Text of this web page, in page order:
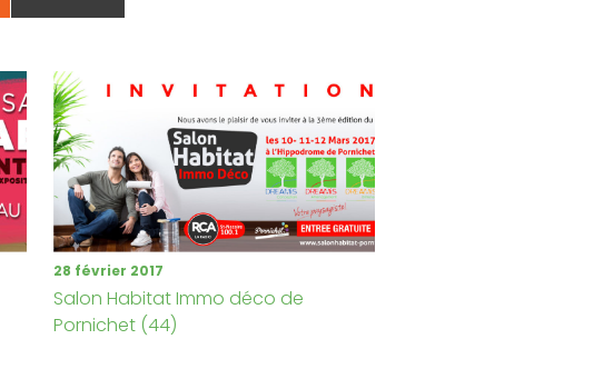
28 février 2017
Salon Habitat Immo déco de
Pornichet (44)